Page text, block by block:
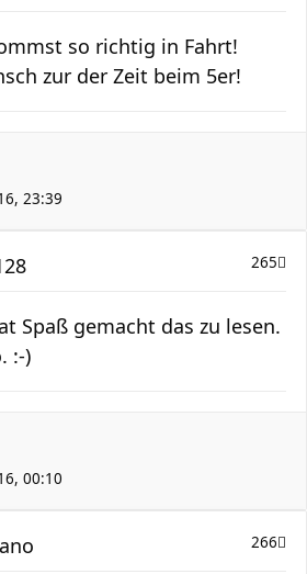
so richtig in Fahrt!
zur der Zeit beim 5er!
23:39
265
Spaß gemacht das zu lesen.
:-)
00:10
266